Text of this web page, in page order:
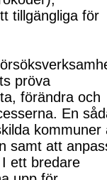
tillgängliga för
pröva
förändra och
erna. En
kommuner
samt att
ett bredare